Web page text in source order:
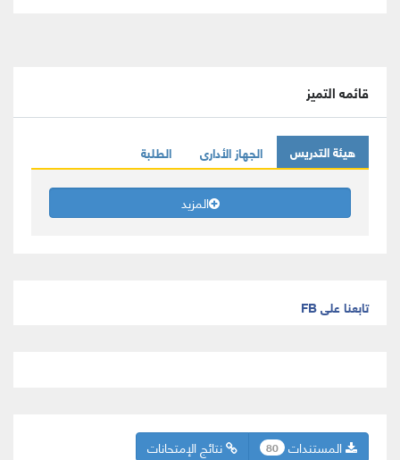
قائمه التميز
هيئة التدريس الجهاز الأدارى الطلبة
المزيد
تابعنا على FB
نتائج الإمتحانات المستندات 80